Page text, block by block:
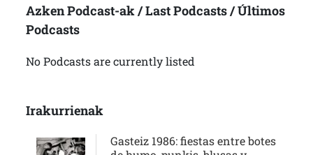
Azken Podcast-ak / Last Podcasts / Últimos
Podcasts
No Podcasts are currently listed
Irakurrienak
Gasteiz 1986: fiestas entre botes